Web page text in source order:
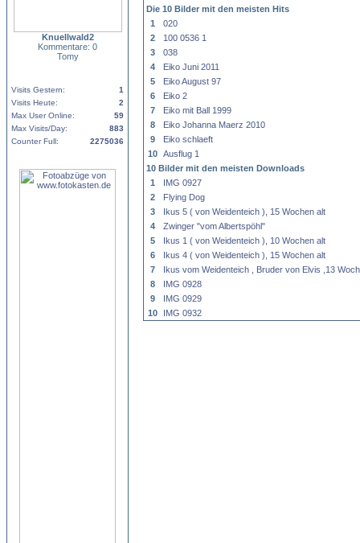
Knuellwald2
Kommentare: 0
Tomy
Visits Gestern:
1
Visits Heute:
2
Max User Online:
59
Max Visits/Day:
883
Counter Full:
2275036
Die 10 Bilder mit den meisten Hits
1
020
2
100 0536 1
3
038
4
Eiko Juni 2011
5
Eiko August 97
6
Eiko 2
7
Eiko mit Ball 1999
8
Eiko Johanna Maerz 2010
9
Eiko schlaeft
10
Ausflug 1
10 Bilder mit den meisten Downloads
1
IMG 0927
2
Flying Dog
3
Ikus 5 ( von Weidenteich ), 15 Wochen alt
4
Zwinger "vom Albertspöhl"
5
Ikus 1 ( von Weidenteich ), 10 Wochen alt
6
Ikus 4 ( von Weidenteich ), 15 Wochen alt
7
Ikus vom Weidenteich , Bruder von Elvis ,13
8
IMG 0928
9
IMG 0929
10
IMG 0932